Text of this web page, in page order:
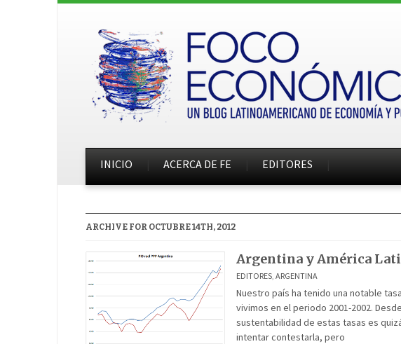
INICIO ACERCA DE FE EDITORES
ARCHIVE FOR OCTUBRE 14TH, 2012
Argentina y América
EDITORES, ARGENTINA
Nuestro país ha tenido una notable
vivimos en el periodo 2001-2002.
sustentabilidad de estas tasas es
intentar contestarla, pero